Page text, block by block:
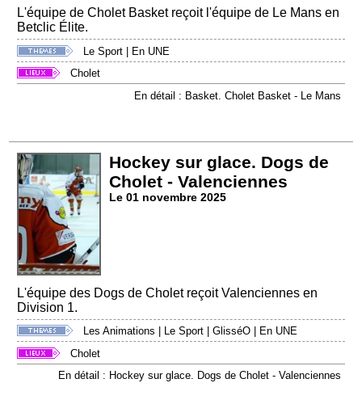
L'équipe de Cholet Basket reçoit l'équipe de Le Mans en
Betclic Élite.
Le Sport | En UNE
Cholet
En détail : Basket. Cholet Basket - Le Mans
Hockey sur glace. Dogs de
Cholet - Valenciennes
Le 01 novembre 2025
L'équipe des Dogs de Cholet reçoit Valenciennes en
Division 1.
Les Animations Le Sport |GlisséO
En UNE
Cholet
En détail : Hockey sur glace. Dogs de Cholet - Valenciennes